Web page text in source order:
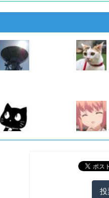
投